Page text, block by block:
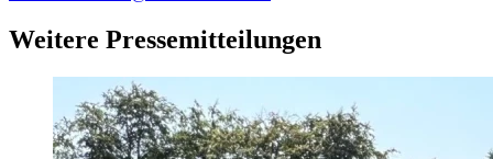
Weitere Pressemitteilungen